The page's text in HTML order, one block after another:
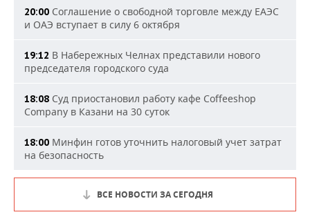
20:00 Соглашение о свободной торговле между ЕАЭС
и ОАЭ вступает в силу 6 октября
19:12 В Набережных Челнах представили нового
председателя городского суда
18:08 Суд приостановил работу кафе Coffeeshop
Company в Казани на 30 суток
18:00 Минфин готов уточнить налоговый учет затрат
на безопасность
ВСЕ НОВОСТИ ЗА СЕГОДНЯ